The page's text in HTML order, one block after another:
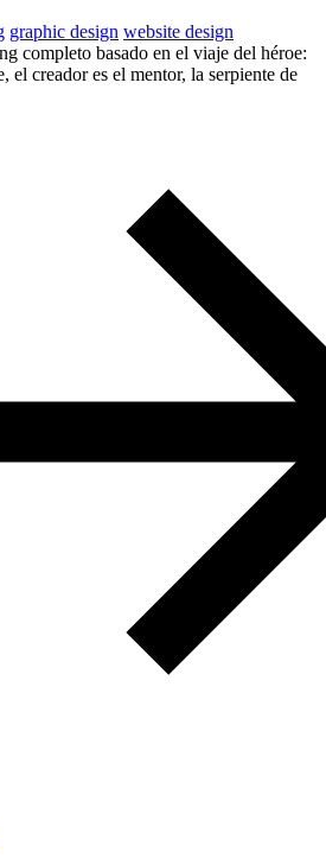
graphic design website design
completo basado en el viaje del héroe:
el creador es el mentor, la serpiente de